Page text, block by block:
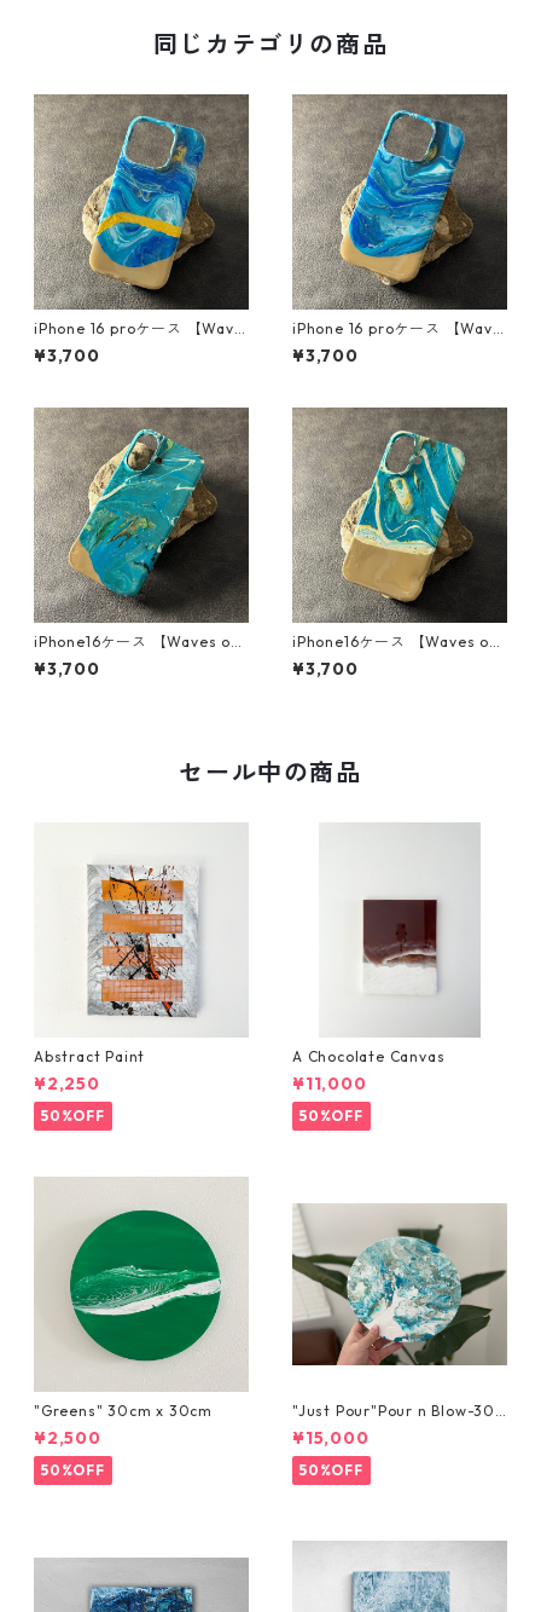
同じカテゴリの商品
iPhone 16 proケース 【Wave
s of blissシリーズ】
¥3,700
iPhone 16 proケース 【Wave
s of blissシリーズ】
¥3,700
iPhone16ケース 【Waves of
blissシリーズ】
¥3,700
iPhone16ケース 【Waves of
blissシリーズ】
¥3,700
セール中の商品
Abstract Paint
¥2,250
50%OFF
A Chocolate Canvas
¥11,000
50%OFF
"Greens" 30cm x 30cm
¥2,500
50%OFF
"Just Pour"Pour n Blow-30c
m x 30cm
¥15,000
50%OFF